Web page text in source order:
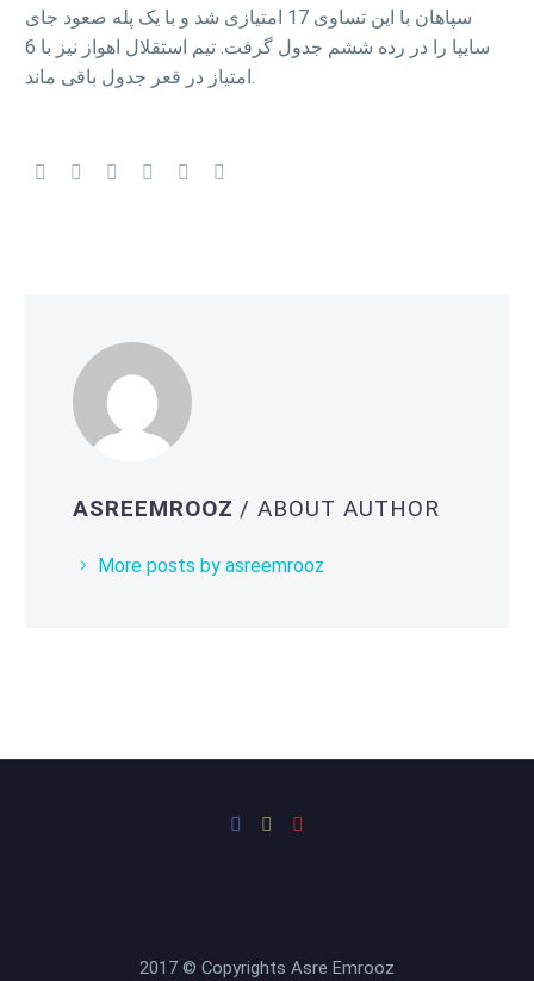
سپاهان با این تساوی 17 امتیازی شد و با یک پله صعود جای
سایپا را در رده ششم جدول گرفت. تیم استقلال اهواز نیز با 6
امتیاز در قعر جدول باقی ماند.
ASREEMROOZ / ABOUT AUTHOR
More posts by asreemrooz
2017 © Copyrights Asre Emrooz